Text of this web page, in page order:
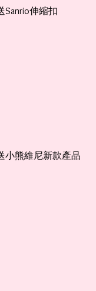
Sanrio伸縮扣
小熊維尼新款產品